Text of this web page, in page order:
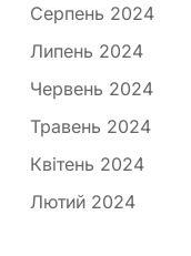
Серпень 2024
Липень 2024
Червень 2024
Травень 2024
Квітень 2024
Лютий 2024